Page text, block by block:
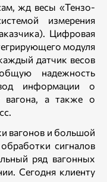
жд весы «Тензо-
измерения
Цифровая
модуля
датчик весов
надежность
информации о
вагона, а также о
вагонов и большой
сигналов
ряд вагонных
Сегодня клиенту